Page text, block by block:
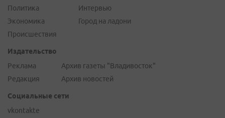
Политика
Экономика
Происшествия
Интервью
Город на ладони
Издательство
Реклама
Редакция
Архив газеты "Владивосток"
Архив новостей
Социальные сети
vkontakte